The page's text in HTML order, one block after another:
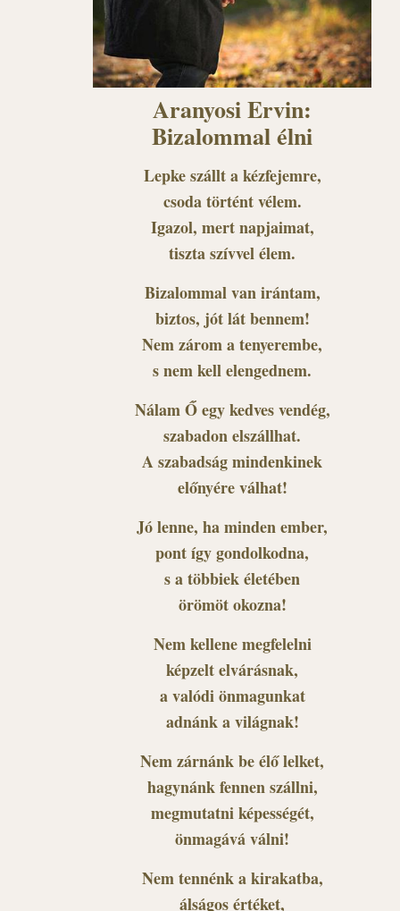
Aranyosi Ervin:
Bizalommal élni
Lepke szállt a kézfejemre,
csoda történt vélem.
Igazol, mert napjaimat,
tiszta szívvel élem.
Bizalommal van irántam,
biztos, jót lát bennem!
Nem zárom a tenyerembe,
s nem kell elengednem.
Nálam Ő egy kedves vendég,
szabadon elszállhat.
A szabadság mindenkinek
előnyére válhat!
Jó lenne, ha minden ember,
pont így gondolkodna,
s a többiek életében
örömöt okozna!
Nem kellene megfelelni
képzelt elvárásnak,
a valódi önmagunkat
adnánk a világnak!
Nem zárnánk be élő lelket,
hagynánk fennen szállni,
megmutatni képességét,
önmagává válni!
Nem tennénk a kirakatba,
álságos értéket,